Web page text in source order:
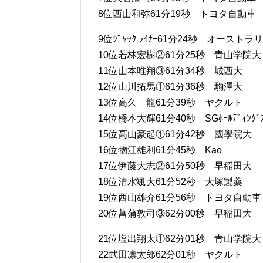
8位西山和弥61分19秒 トヨタ自動車
9位ｼﾞｬｯｸ ﾗｲﾅｰ61分24秒 オーストラ
10位若林宏樹②61分25秒 青山学院大
11位山本唯翔③61分34秒 城西大
12位山川拓馬①61分36秒 駒澤大
13位高久 龍61分39秒 ヤクルト
14位橋本大輝61分40秒 SGﾎｰﾙﾃﾞｨﾝｸﾞ
15位高山豪起①61分42秒 國學院大
16位物江雄利61分45秒 Kao
17位伊藤大志②61分50秒 早稲田大
18位清水颯大61分52秒 大塚製薬
19位西山雄介61分56秒 トヨタ自動車
20位菖蒲敦司③62分00秒 早稲田大
21位塩出翔太①62分01秒 青山学院大
22武田凛太郎62分01秒 ヤクルト